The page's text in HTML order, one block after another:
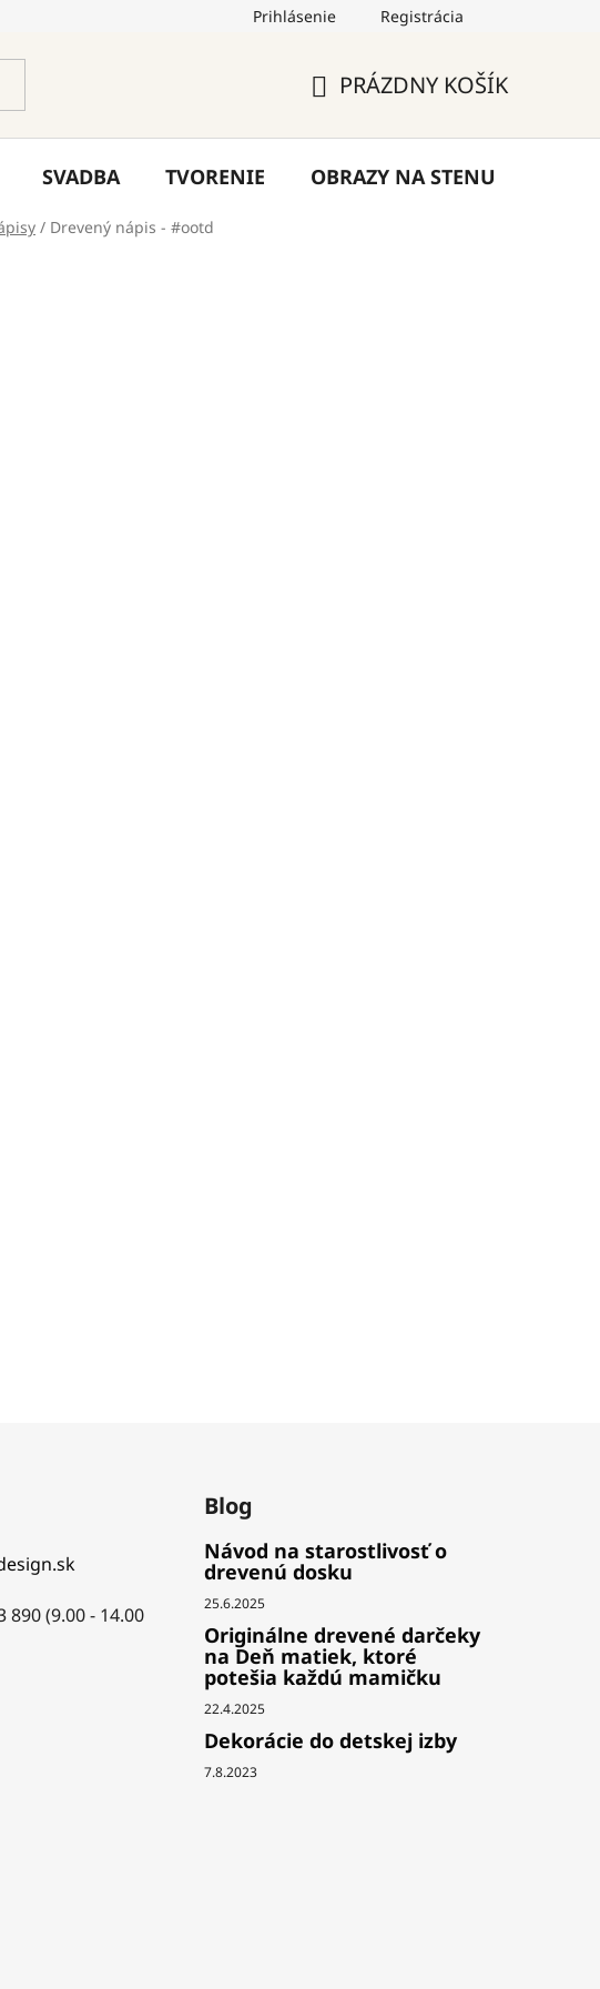
Hodnotenie obchodu Blog Kontakty
Prihlásenie Registrácia
KOŠÍK
PRÁZDNY KOŠÍK
SVADBA TVORENIE OBRAZY NA STENU
/ Drevený nápis - #ootd
890 (9.00 - 14.00
Blog
Návod na starostlivosť o
drevenú dosku
25.6.2025
Originálne drevené darčeky
na Deň matiek, ktoré
potešia každú mamičku
22.4.2025
Dekorácie do detskej izby
7.8.2023